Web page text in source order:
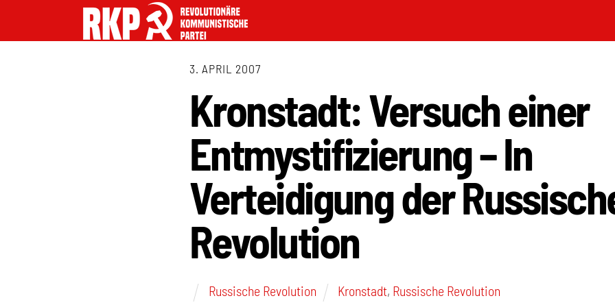
3. APRIL 2007
Kronstadt: Versuch einer
Entmystifizierung – In
Verteidigung der
Revolution
Russische Revolution Kronstadt, Russische Revolution